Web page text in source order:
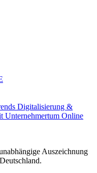
Digitalisierung &
Unternehmertum Online
Auszeichnung